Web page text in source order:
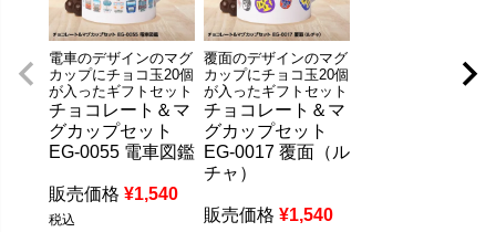
電車のデザインのマグ
カップにチョコ玉20個
が入ったギフトセット
チョコレート＆マ
グカップセット
EG-0055 電車図鑑
販売価格 ¥1,540
税込
覆面のデザインのマグ
カップにチョコ玉20個
が入ったギフトセット
チョコレート＆マ
グカップセット
EG-0017 覆面（ル
チャ）
販売価格 ¥1,540